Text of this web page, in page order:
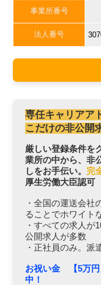
事業所番号
法人番号
専任キャリアア
こだけの非公開
厳しい登録条件を
業所の中から、非
しをお手伝い。 完
厚生労働大臣認可
・全国の運送会社
ることでホワイト
・すべての求人が
公開求人が多数
・正社員のみ。派
お祝い金 【5万
中！